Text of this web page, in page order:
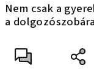
Nem csak a
a